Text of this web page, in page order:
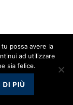
possa avere la
ad utilizzare
sia felice.
DI PIÙ